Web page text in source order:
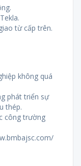
từ cấp trên.
không quá
phát triển sự
thép.
công trường